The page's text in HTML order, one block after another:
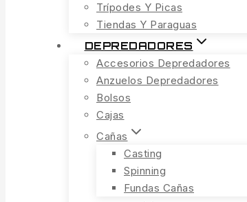
Trípodes Y Picas
Tiendas Y Paraguas
DEPREDADORES
Accesorios Depredadores
Anzuelos Depredadores
Bolsos
Cajas
Cañas
Casting
Spinning
Fundas Cañas